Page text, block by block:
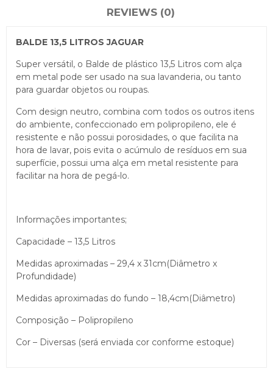
REVIEWS (0)
BALDE 13,5 LITROS JAGUAR
Super versátil, o Balde de plástico 13,5 Litros com alça
em metal pode ser usado na sua lavanderia, ou tanto
para guardar objetos ou roupas.
Com design neutro, combina com todos os outros itens
do ambiente, confeccionado em polipropileno, ele é
resistente e não possui porosidades, o que facilita na
hora de lavar, pois evita o acúmulo de resíduos em sua
superfície, possui uma alça em metal resistente para
facilitar na hora de pegá-lo.
Informações importantes;
Capacidade – 13,5 Litros
Medidas aproximadas – 29,4 x 31cm(Diâmetro x
Profundidade)
Medidas aproximadas do fundo – 18,4cm(Diâmetro)
Composição – Polipropileno
Cor – Diversas (será enviada cor conforme estoque)